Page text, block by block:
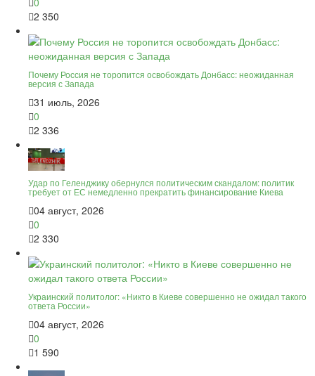
2 350
Почему Россия не торопится освобождать Донбасс: неожиданная
версия с Запада
31 июль, 2026
0
2 336
Удар по Геленджику обернулся политическим скандалом: политик
требует от ЕС немедленно прекратить финансирование Киева
04 август, 2026
0
2 330
Украинский политолог: «Никто в Киеве совершенно не ожидал такого
ответа России»
04 август, 2026
0
1 590